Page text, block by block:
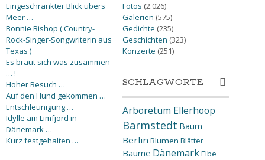
Eingeschränkter Blick übers
Meer …
Bonnie Bishop ( Country-
Rock-Singer-Songwriterin aus
Texas )
Es braut sich was zusammen
… !
Hoher Besuch …
Auf den Hund gekommen …
Entschleunigung …
Idylle am Limfjord in
Dänemark …
Kurz festgehalten …
Fotos (2.026)
Galerien (575)
Gedichte (235)
Geschichten (323)
Konzerte (251)
SCHLAGWORTE
Arboretum Ellerhoop
Barmstedt Baum
Berlin Blumen Blätter
Bäume DänemarkElbe